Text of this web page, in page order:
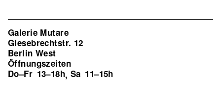
Galerie Mutare
Giesebrechtstr. 12
Berlin West
Öffnungszeiten
Do–Fr 13–18h, Sa 11–15h